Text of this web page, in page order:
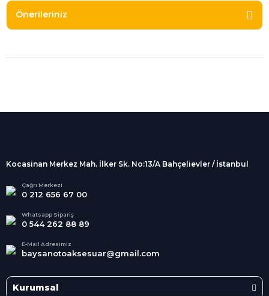
Önerileriniz
Alışveriş
kargolanmaktadır.
Tüm Kredi Kartlarına taksit
seçenekleri
Kocasinan Merkez Mah. İlker Sk. No:13/A Bahçelievler / İstanbul
Çağrı Merkezi
0 212 656 67 00
Whatsapp Sipariş
0 544 262 88 89
E-Mail Adresimiz
baysanotoaksesuar@gmail.com
Kurumsal